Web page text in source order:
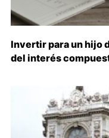
Invertir para un hijo
del interés